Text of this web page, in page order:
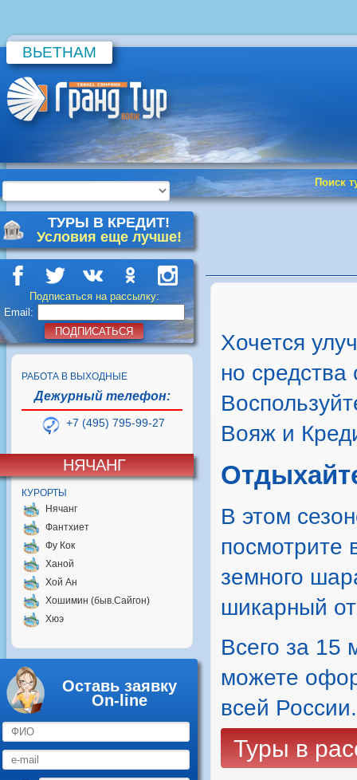
ВЬЕТНАМ
Поиск
ТУРЫ В КРЕДИТ!
Условия еще лучше!
Подписаться на рассылку:
Email:
ПОДПИСАТЬСЯ
РАБОТА В ВЫХОДНЫЕ
Дежурный телефон:
+7 (495) 795-99-27
НЯЧАНГ
КУРОРТЫ
Нячанг
Фантхиет
Фу Кок
Ханой
Хой Ан
Хошимин (быв.Сайгон)
Хюэ
Оставь заявку
On-line
Хочется
но
Вояж и
В этом
посмотрите
земного
шикарный
Всего за 15
можете
всей России.
Туры в